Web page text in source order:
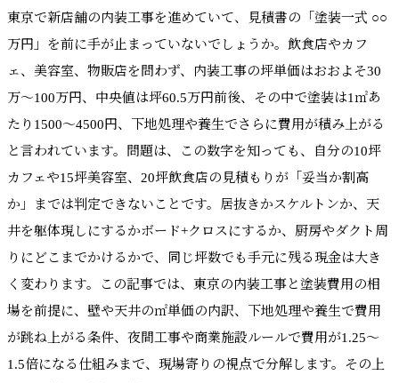
東京で新店舗の内装工事を進めていて、見積書の「塗装一式 ○○
万円」を前に手が止まっていないでしょうか。飲食店やカフ
ェ、美容室、物販店を問わず、内装工事の坪単価はおおよそ30
万〜100万円、中央値は坪60.5万円前後、その中で塗装は1㎡あ
たり1500〜4500円、下地処理や養生でさらに費用が積み上がる
と言われています。問題は、この数字を知っても、自分の10坪
カフェや15坪美容室、20坪飲食店の見積もりが「妥当か割高
か」までは判定できないことです。居抜きかスケルトンか、天
井を躯体現しにするかボード+クロスにするか、厨房やダクト周
りにどこまでかけるかで、同じ坪数でも手元に残る現金は大き
く変わります。この記事では、東京の内装工事と塗装費用の相
場を前提に、壁や天井の㎡単価の内訳、下地処理や養生で費用
が跳ね上がる条件、夜間工事や商業施設ルールで費用が1.25〜
1.5倍になる仕組みまで、現場寄りの視点で分解します。その上